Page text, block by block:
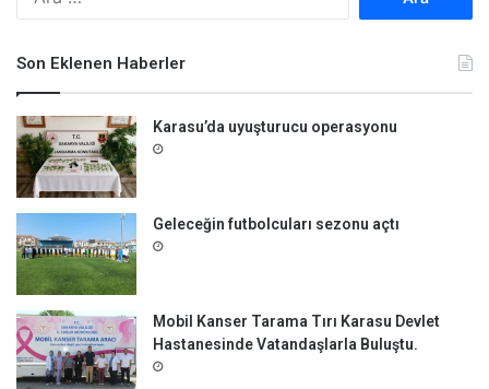
Son Eklenen Haberler
Karasu’da uyuşturucu operasyonu
Geleceğin futbolcuları sezonu açtı
Mobil Kanser Tarama Tırı Karasu Devlet
Hastanesinde Vatandaşlarla Buluştu.